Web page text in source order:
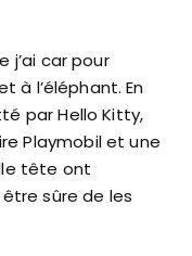
j’ai car pour
à l’éléphant. En
par Hello Kitty,
Playmobil et une
tête ont
sûre de les